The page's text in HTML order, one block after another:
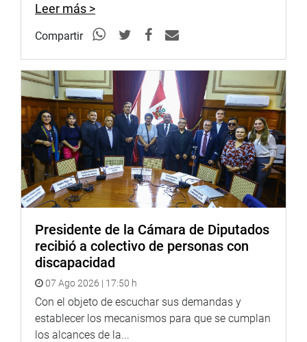
Leer más >
Compartir
Presidente de la Cámara de Diputados
recibió a colectivo de personas con
discapacidad
07 Ago 2026 | 17:50 h
Con el objeto de escuchar sus demandas y
establecer los mecanismos para que se cumplan
los alcances de la...